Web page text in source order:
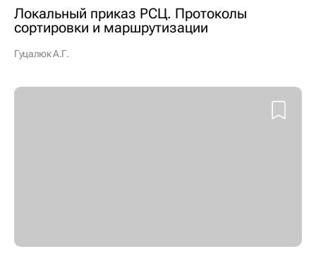
Локальный приказ РСЦ. Протоколы
сортировки и маршрутизации
Гуцалюк А.Г.